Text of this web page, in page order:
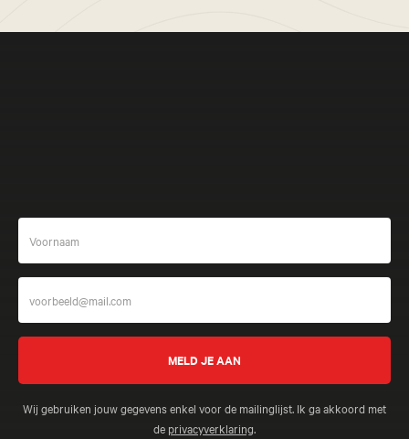
Wij gebruiken jouw gegevens enkel voor de mailinglijst. Ik ga akkoord met
de privacyverklaring.